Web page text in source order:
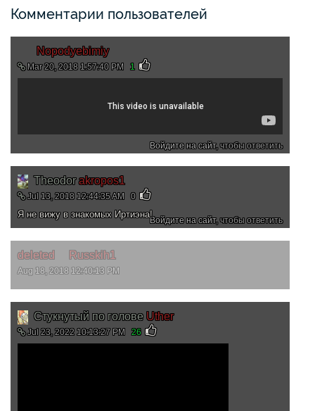
Комментарии пользователей
Nopodyebimiy
Mar 20, 2018 1:57:40 PM 1
Войдите на сайт, чтобы ответить
Theodorakropos1
Jul 13, 2018 12:44:35 AM 0
Я не вижу в знакомых Иртиэна!
Войдите на сайт, чтобы ответить
deleted Russkih1
Aug 18, 2018 12:40:13 PM
Стукнутый по голове Uther
Jul 23, 2022 10:13:27 PM 26